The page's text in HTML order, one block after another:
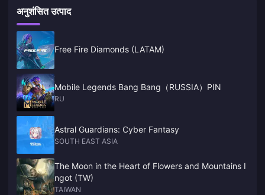
अनुशंसित उत्पाद
Free Fire Diamonds (LATAM)
Mobile Legends Bang Bang（RUSSIA）PIN
RU
Astral Guardians: Cyber Fantasy
SOUTH EAST ASIA
The Moon in the Heart of Flowers and Mountains I
ngot (TW)
TAIWAN